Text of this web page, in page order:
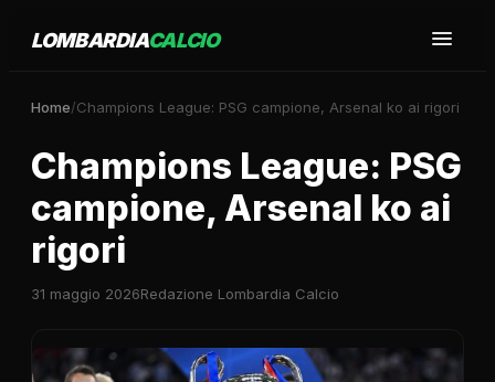
LOMBARDIACALCIO
Home/Champions League: PSG campione, Arsenal ko ai rigori
Champions League: PSG
campione, Arsenal ko ai
rigori
31 maggio 2026Redazione Lombardia Calcio